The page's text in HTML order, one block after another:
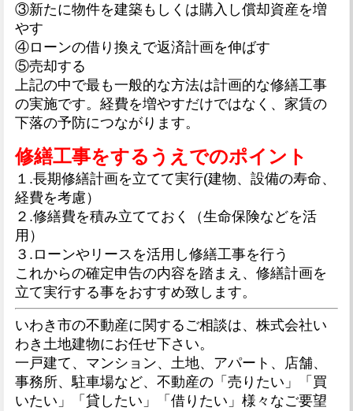
③新たに物件を建築もしくは購入し償却資産を増
やす
④ローンの借り換えで返済計画を伸ばす
⑤売却する
上記の中で最も一般的な方法は計画的な修繕工事
の実施です。経費を増やすだけではなく、 家賃の
下落の予防につながります。
修繕工事をするうえでのポイント
１.長期修繕計画を立てて実行(建物、設備の寿命、
経費を考慮）
２.修繕費を積み立てておく
（生命保険などを活
用）
３.ローンやリースを活用し修繕工事を行う
これからの確定申告の内容を踏まえ、修繕計画を
立て実行する事をおすすめ致します。
いわき市の不動産に関するご相談は、株式会社い
わき土地建物にお任せ下さい。
一戸建て、マンション、土地、アパート、店舗、
事務所、駐車場など、不動産の「売りたい」「買
いたい」「貸したい」「借りたい」様々なご要望